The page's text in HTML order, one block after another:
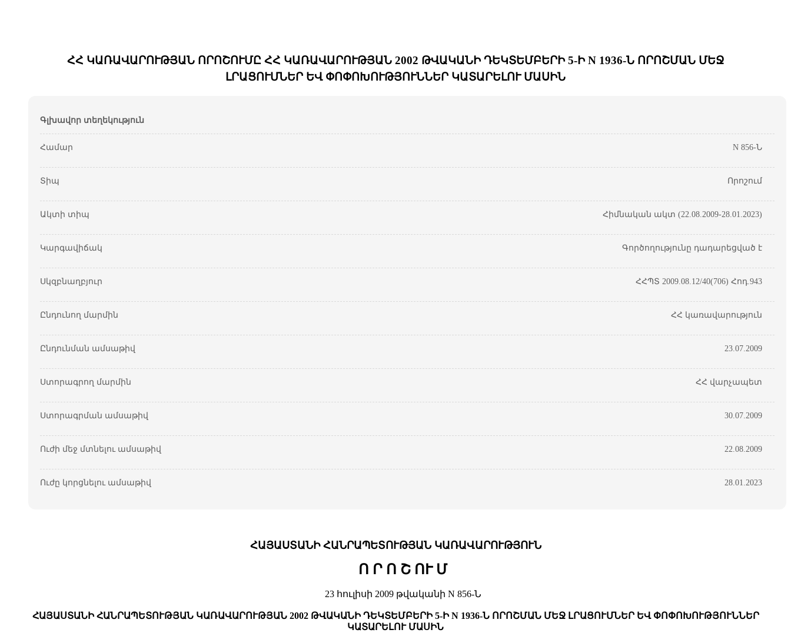
ՀՀ ԿԱՌԱՎԱՐՈՒԹՅԱՆ ՈՐՈՇՈՒՄԸ ՀՀ ԿԱՌԱՎԱՐՈՒԹՅԱՆ 2002 ԹՎԱԿԱՆԻ ԴԵԿՏԵՄԲԵՐԻ 5-Ի N 1936-Ն ՈՐՈՇՄԱՆ ՄԵՋ
ԼՐԱՑՈՒՄՆԵՐ ԵՎ ՓՈՓՈԽՈՒԹՅՈՒՆՆԵՐ ԿԱՏԱՐԵԼՈՒ ՄԱՍԻՆ
Գլխավոր տեղեկություն
Համար N 856-Ն
Տիպ Որոշում
Ակտի տիպ Հիմնական ակտ (22.08.2009-28.01.2023)
Կարգավիճակ Գործողությունը դադարեցված է
Սկզբնաղբյուր ՀՀՊՏ 2009.08.12/40(706) Հոդ.943
Ընդունող մարմին ՀՀ կառավարություն
Ընդունման ամսաթիվ 23.07.2009
Ստորագրող մարմին ՀՀ վարչապետ
Ստորագրման ամսաթիվ 30.07.2009
Ուժի մեջ մտնելու ամսաթիվ 22.08.2009
Ուժը կորցնելու ամսաթիվ 28.01.2023
ՀԱՅԱՍՏԱՆԻ ՀԱՆՐԱՊԵՏՈՒԹՅԱՆ ԿԱՌԱՎԱՐՈՒԹՅՈՒՆ
Ո Ր Ո Շ ՈՒ Մ
23 հուլիսի 2009 թվականի N 856-Ն
ՀԱՅԱՍՏԱՆԻ ՀԱՆՐԱՊԵՏՈՒԹՅԱՆ ԿԱՌԱՎԱՐՈՒԹՅԱՆ 2002 ԹՎԱԿԱՆԻ ԴԵԿՏԵՄԲԵՐԻ 5-Ի N 1936-Ն ՈՐՈՇՄԱՆ ՄԵՋ ԼՐԱՑՈՒՄՆԵՐ ԵՎ ՓՈՓՈԽՈՒԹՅՈՒՆՆԵՐ
ԿԱՏԱՐԵԼՈՒ ՄԱՍԻՆ